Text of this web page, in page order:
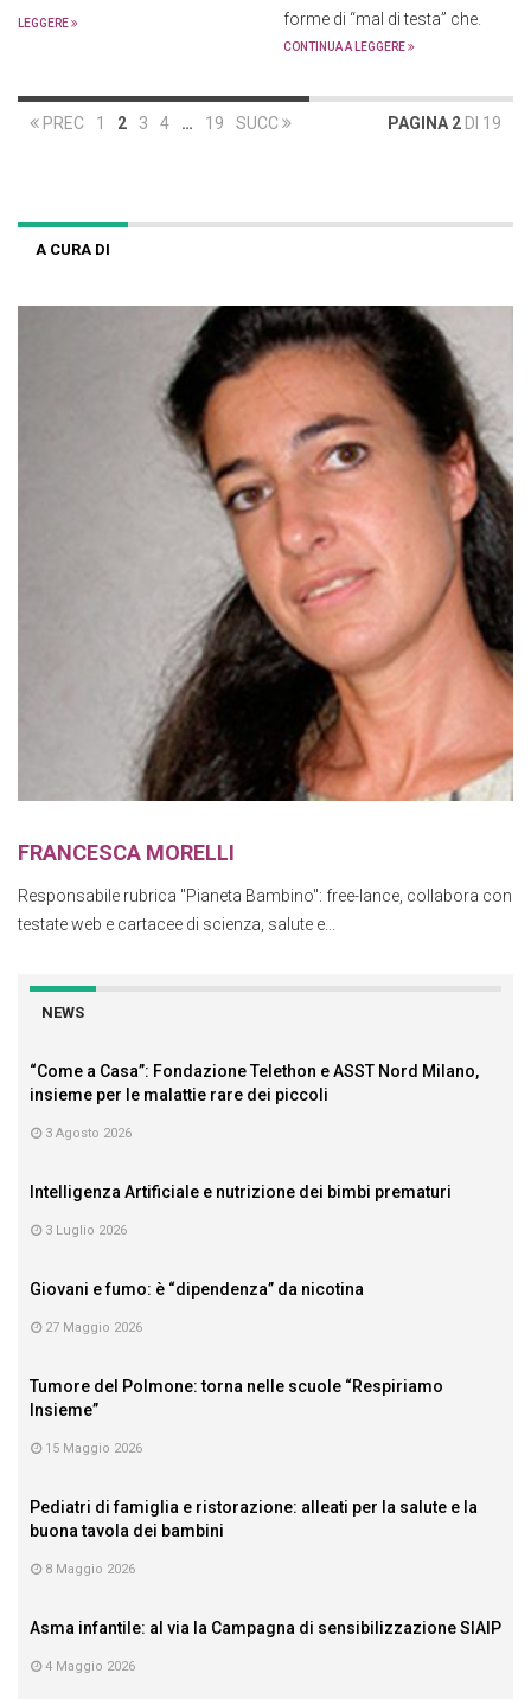
LEGGERE
forme di “mal di testa” che.
CONTINUA A LEGGERE
PREC 1 2 3 4 … 19 SUCC PAGINA 2 DI 19
A CURA DI
FRANCESCA MORELLI
Responsabile rubrica "Pianeta Bambino": free-lance, collabora con
testate web e cartacee di scienza, salute e...
NEWS
“Come a Casa”: Fondazione Telethon e ASST Nord Milano,
insieme per le malattie rare dei piccoli
3 Agosto 2026
Intelligenza Artificiale e nutrizione dei bimbi prematuri
3 Luglio 2026
Giovani e fumo: è “dipendenza” da nicotina
27 Maggio 2026
Tumore del Polmone: torna nelle scuole “Respiriamo
Insieme”
15 Maggio 2026
Pediatri di famiglia e ristorazione: alleati per la salute e la
buona tavola dei bambini
8 Maggio 2026
Asma infantile: al via la Campagna di sensibilizzazione SIAIP
4 Maggio 2026